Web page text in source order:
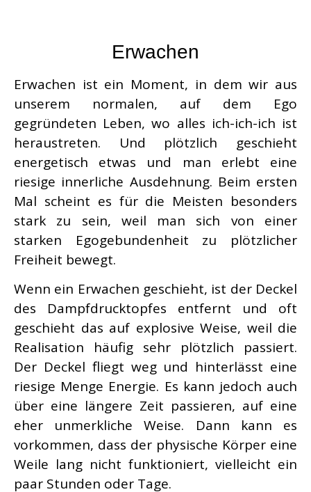
Erwachen
Erwachen ist ein Moment, in dem wir aus
unserem normalen, auf dem Ego
gegründeten Leben, wo alles ich-ich-ich ist
heraustreten. Und plötzlich geschieht
energetisch etwas und man erlebt eine
riesige innerliche Ausdehnung. Beim ersten
Mal scheint es für die Meisten besonders
stark zu sein, weil man sich von einer
starken Egogebundenheit zu plötzlicher
Freiheit bewegt.
Wenn ein Erwachen geschieht, ist der Deckel
des Dampfdrucktopfes entfernt und oft
geschieht das auf explosive Weise, weil die
Realisation häufig sehr plötzlich passiert.
Der Deckel fliegt weg und hinterlässt eine
riesige Menge Energie. Es kann jedoch auch
über eine längere Zeit passieren, auf eine
eher unmerkliche Weise. Dann kann es
vorkommen, dass der physische Körper eine
Weile lang nicht funktioniert, vielleicht ein
paar Stunden oder Tage.